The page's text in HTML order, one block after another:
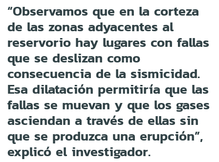
“Observamos que en la corteza
de las zonas adyacentes al
reservorio hay lugares con fallas
que se deslizan como
consecuencia de la sismicidad.
Esa dilatación permitiría que las
fallas se muevan y que los gases
asciendan a través de ellas sin
que se produzca una erupción”,
explicó el investigador.